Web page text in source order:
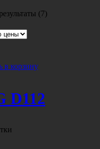
(7)Цены:
в корзину
D112